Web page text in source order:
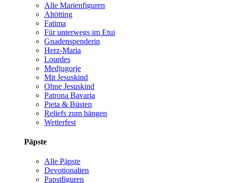
Alle Marienfiguren
Altötting
Fatima
Für unterwegs im Etui
Gnadenspenderin
Herz-Maria
Lourdes
Medjugorje
Mit Jesuskind
Ohne Jesuskind
Patrona Bavaria
Pieta & Büsten
Reliefs zum hängen
Wetterfest
Päpste
Alle Päpste
Devotionalien
Papstfiguren